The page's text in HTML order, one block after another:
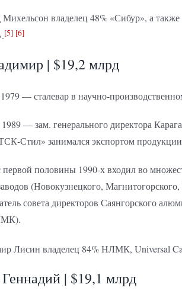
владелец 48% «Сибур», а
[5] [6]
| $19,2 млрд
— сталевар в научно-
— зам. генерального директора
Стил» занимался экспортом
половины 1990-х входил во
(Новокузнецкого,
совета директоров Саянгорского
Лисин владелец 84% НЛМК, Universal
| $19,1 млрд